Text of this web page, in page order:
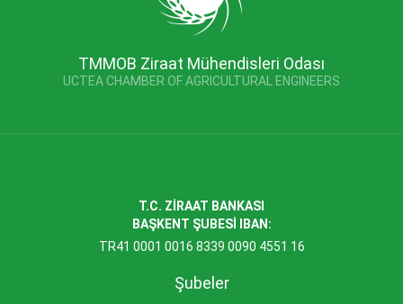
TMMOB Ziraat Mühendisleri Odası
UCTEA CHAMBER OF AGRICULTURAL ENGINEERS
T.C. ZİRAAT BANKASI
BAŞKENT ŞUBESİ IBAN:
TR41 0001 0016 8339 0090 4551 16
Şubeler